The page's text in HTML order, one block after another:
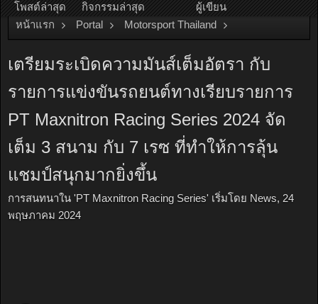
หน้าแรก Portal Motorsport Thailand
เตรียมระเบิดความมันส์เต็มอัตรา กับ
รายการแข่งขันรถยนต์ทางเรียบรายการ
PT Maxnitron Racing Series 2024 จัด
เต็ม 3 สนาม กับ 7 เรซ ที่ทำให้การลุ้น
แชมป์สนุกมากยิ่งขึ้น
การสนทนาใน 'PT Maxnitron Racing Series' เริ่มโดย News, 24
พฤษภาคม 2024
โพสต์ล่าสุด กิจกรรมล่าสุด ผู้เขียน